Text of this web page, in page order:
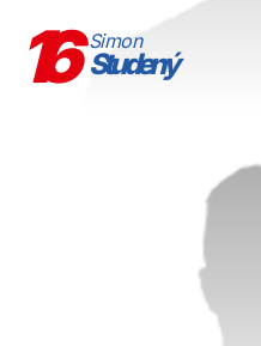
16 Simon
Studený